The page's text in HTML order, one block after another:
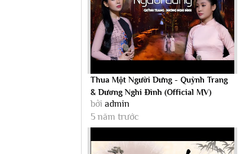
Thua Một Người Dưng - Quỳnh Trang
& Dương Nghi Đình (Official MV)
bởi admin
5 năm trước